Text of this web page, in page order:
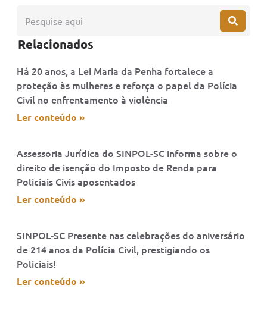
Relacionados
Há 20 anos, a Lei Maria da Penha fortalece a
proteção às mulheres e reforça o papel da Polícia
Civil no enfrentamento à violência
Ler conteúdo »
Assessoria Jurídica do SINPOL-SC informa sobre o
direito de isenção do Imposto de Renda para
Policiais Civis aposentados
Ler conteúdo »
SINPOL-SC Presente nas celebrações do aniversário
de 214 anos da Polícia Civil, prestigiando os
Policiais!
Ler conteúdo »